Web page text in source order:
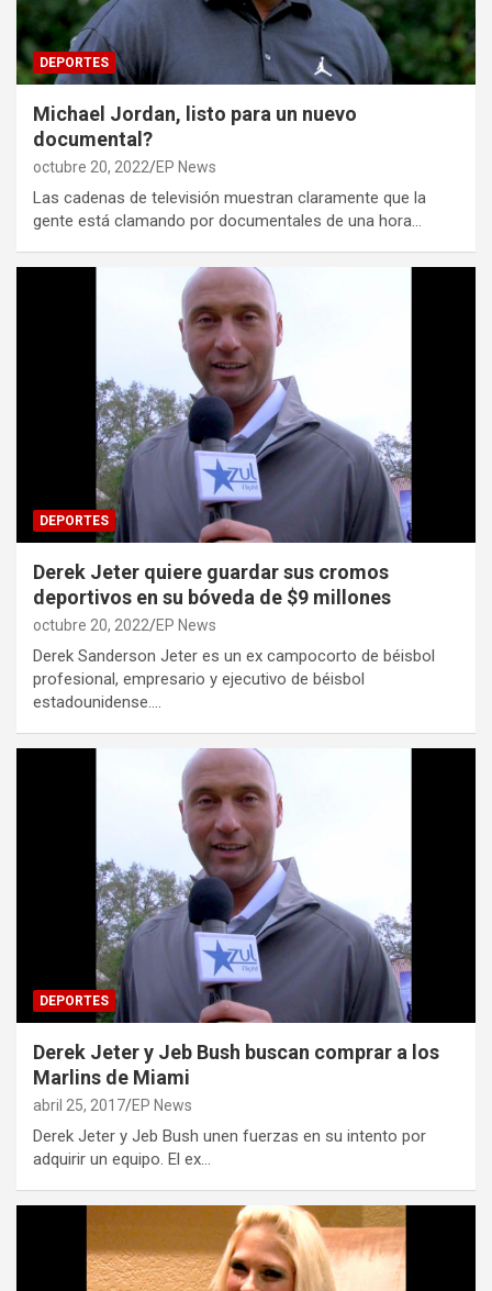
DEPORTES
Michael Jordan, listo para un nuevo
documental?
octubre 20, 2022 EP News
Las cadenas de televisión muestran claramente que la
gente está clamando por documentales de una hora…
DEPORTES
Derek Jeter quiere guardar sus cromos
deportivos en su bóveda de $9 millones
octubre 20, 2022 EP News
Derek Sanderson Jeter es un ex campocorto de béisbol
profesional, empresario y ejecutivo de béisbol
estadounidense.…
DEPORTES
Derek Jeter y Jeb Bush buscan comprar a los
Marlins de Miami
abril 25, 2017 EP News
Derek Jeter y Jeb Bush unen fuerzas en su intento por
adquirir un equipo. El ex…